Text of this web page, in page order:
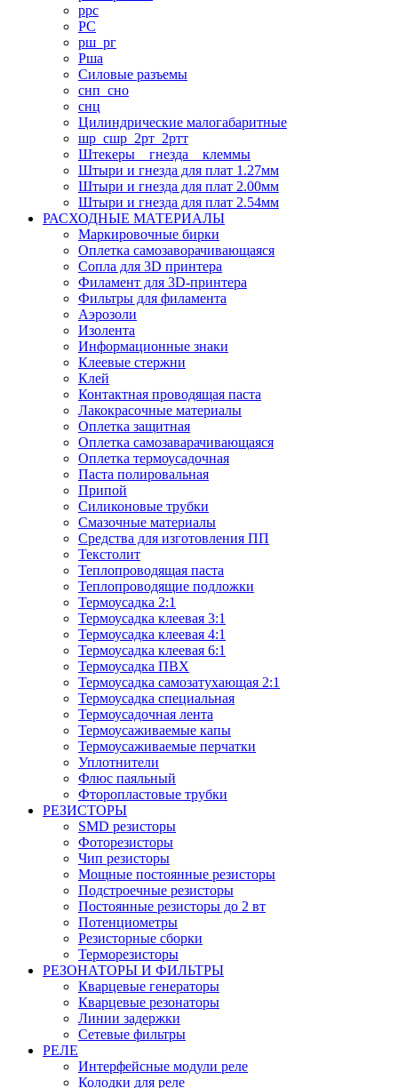
ррс
РС
рш_рг
Рша
Силовые разъемы
снп_сно
снц
Цилиндрические малогабаритные
шр_сшр_2рт_2ртт
Штекеры _ гнезда _ клеммы
Штыри и гнезда для плат 1.27мм
Штыри и гнезда для плат 2.00мм
Штыри и гнезда для плат 2.54мм
РАСХОДНЫЕ МАТЕРИАЛЫ
Маркировочные бирки
Оплетка самозаворачивающаяся
Сопла для 3D принтера
Филамент для 3D-принтера
Фильтры для филамента
Аэрозоли
Изолента
Информационные знаки
Клеевые стержни
Клей
Контактная проводящая паста
Лакокрасочные материалы
Оплетка защитная
Оплетка самозаварачивающаяся
Оплетка термоусадочная
Паста полировальная
Припой
Силиконовые трубки
Смазочные материалы
Средства для изготовления ПП
Текстолит
Теплопроводящая паста
Теплопроводящие подложки
Термоусадка 2:1
Термоусадка клеевая 3:1
Термоусадка клеевая 4:1
Термоусадка клеевая 6:1
Термоусадка ПВХ
Термоусадка самозатухающая 2:1
Термоусадка специальная
Термоусадочная лента
Термоусаживаемые капы
Термоусаживаемые перчатки
Уплотнители
Флюс паяльный
Фторопластовые трубки
РЕЗИСТОРЫ
SMD резисторы
Фоторезисторы
Чип резисторы
Мощные постоянные резисторы
Подстроечные резисторы
Постоянные резисторы до 2 вт
Потенциометры
Резисторные сборки
Терморезисторы
РЕЗОНАТОРЫ И ФИЛЬТРЫ
Кварцевые генераторы
Кварцевые резонаторы
Линии задержки
Сетевые фильтры
РЕЛЕ
Интерфейсные модули реле
Колодки для реле